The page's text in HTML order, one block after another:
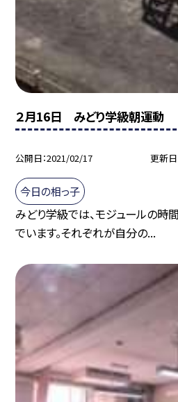
２月16日 みどり学級朝運動
公開日 2021/02/17 更新日
今日の相っ子
みどり学級では、モジュールの時
でいます。それぞれが自分の...